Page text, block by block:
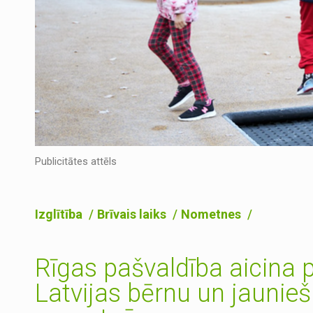
Publicitātes attēls
Izglītība Brīvais laiks Nometnes
Rīgas pašvaldība aicina
Latvijas bērnu un